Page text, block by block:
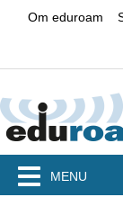
Om eduroam
MENU